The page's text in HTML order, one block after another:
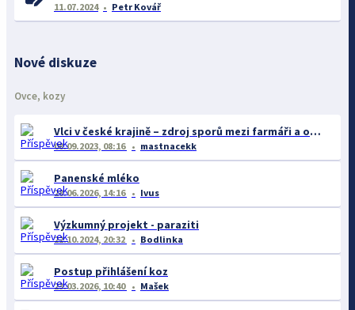
11.07.2024 Petr Kovář
Nové diskuze
Ovce, kozy
Vlci v české krajině – zdroj sporů mezi farmáři a ochránci
08.09.2023, 08:16 mastnacekk
Panenské mléko
28.06.2026, 14:16 Ivus
Výzkumný projekt - paraziti
22.10.2024, 20:32 Bodlinka
Postup přihlášení koz
23.03.2026, 10:40 Mašek